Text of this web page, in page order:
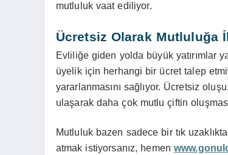
mutluluk vaat ediliyor.
Ücretsiz Olarak Mutluluğa
Evliliğe giden yolda büyük yatırımlar
üyelik için herhangi bir ücret talep
yararlanmasını sağlıyor. Ücretsiz
ulaşarak daha çok mutlu çiftin
Mutluluk bazen sadece bir tık
atmak istiyorsanız, hemen